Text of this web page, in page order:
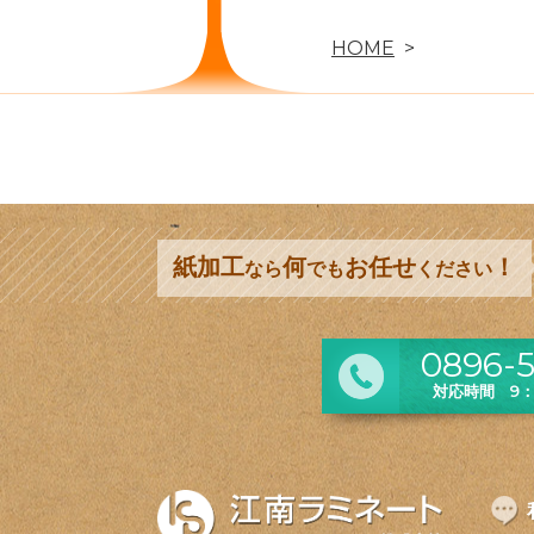
HOME
紙加工なら何でもお任せ ください ！
0896-
対応時間 9